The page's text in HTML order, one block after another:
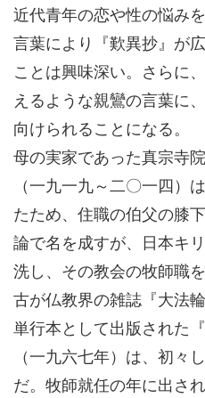
近代青年の恋や性の悩み
言葉により『歎異抄』が
ことは興味深い。さらに
えるような親鸞の言葉に
向けられることになる。
母の実家であった真宗寺
（一九一九～二〇一四）
たため、住職の伯父の膝
論で名を成すが、日本キ
洗し、その教会の牧師職
古が仏教界の雑誌『大法
単行本として出版された
（一九六七年）は、初々
だ。牧師就任の年に出さ